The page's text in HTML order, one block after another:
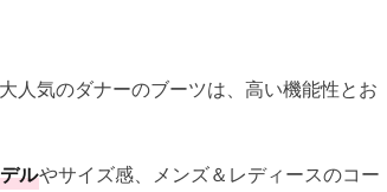
人気のダナーのブーツは、高い機能性とお
ルやサイズ感、メンズ＆レディースのコー